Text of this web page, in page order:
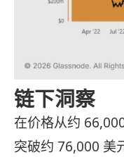
链下洞察
在价格从约
突破约 76,000 美